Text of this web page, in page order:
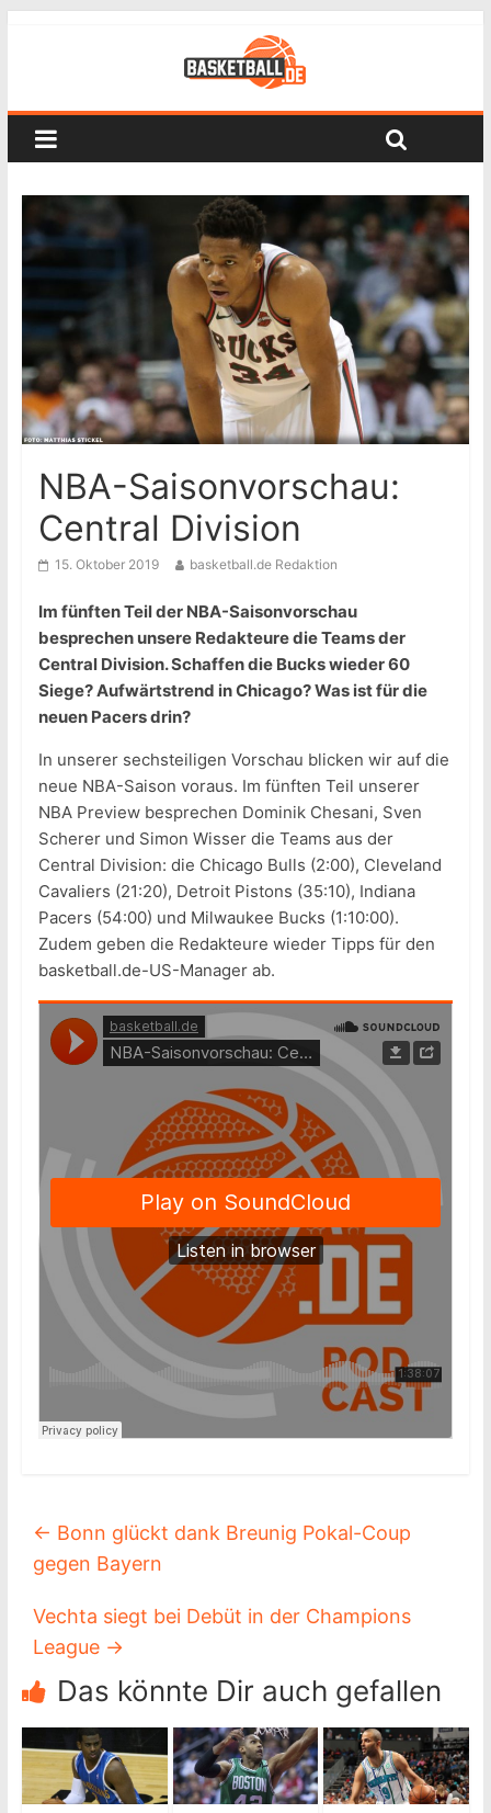
NBA-Saisonvorschau:
Central Division
15. Oktober 2019 basketball.de Redaktion
Im fünften Teil der NBA-Saisonvorschau
besprechen unsere Redakteure die Teams der
Central Division. Schaffen die Bucks wieder 60
Siege? Aufwärtstrend in Chicago? Was ist für die
neuen Pacers drin?
In unserer sechsteiligen Vorschau blicken wir auf die
neue NBA-Saison voraus. Im fünften Teil unserer
NBA Preview besprechen Dominik Chesani, Sven
Scherer und Simon Wisser die Teams aus der
Central Division: die Chicago Bulls (2:00), Cleveland
Cavaliers (21:20), Detroit Pistons (35:10), Indiana
Pacers (54:00) und Milwaukee Bucks (1:10:00).
Zudem geben die Redakteure wieder Tipps für den
basketball.de-US-Manager ab.
← Bonn glückt dank Breunig Pokal-Coup
gegen Bayern
Vechta siegt bei Debüt in der Champions
League →
Das könnte Dir auch gefallen